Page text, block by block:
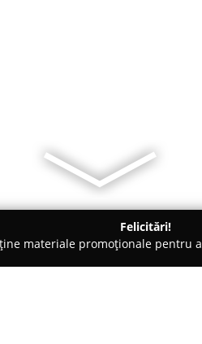
Felicitări!
materiale promoționale pentru